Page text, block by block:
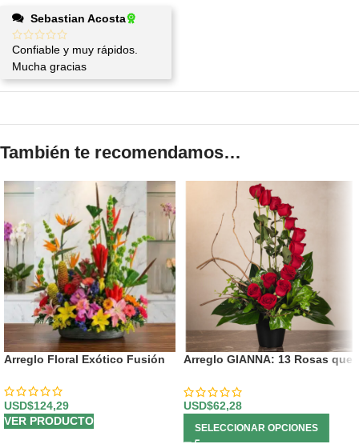
Sebastian Acosta
Confiable y muy rápidos.
Mucha gracias
También te recomendamos…
Arreglo Floral Exótico Fusión
USD$124,29
VER PRODUCTO
Arreglo GIANNA: 13 Rosas que
USD$62,28
SELECCIONAR OPCIONES